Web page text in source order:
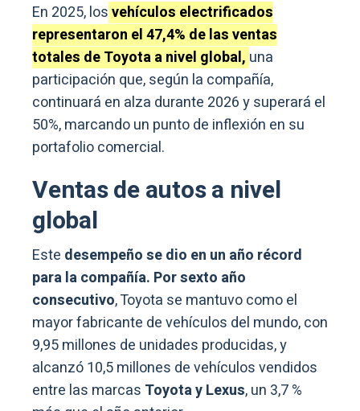
En 2025, losvehículos electrificados
representaron el 47,4% de las ventas
totales de Toyota a nivel global, una
participación que, según la compañía,
continuará en alza durante 2026 y superará el
50%, marcando un punto de inflexión en su
portafolio comercial.
Ventas de autos a nivel
global
Este desempeño se dio en un año récord
para la compañía. Por sexto año
consecutivo, Toyota se mantuvo como el
mayor fabricante de vehículos del mundo, con
9,95 millones de unidades producidas, y
alcanzó 10,5 millones de vehículos vendidos
entre las marcas Toyota y Lexus, un 3,7 %